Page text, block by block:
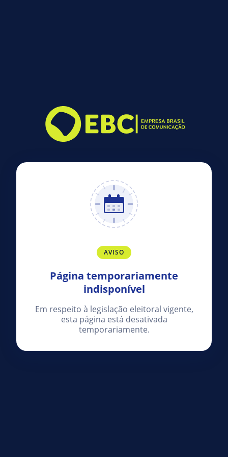
AVISO
Página temporariamente
indisponível
Em respeito à legislação eleitoral vigente,
esta página está desativada
temporariamente.